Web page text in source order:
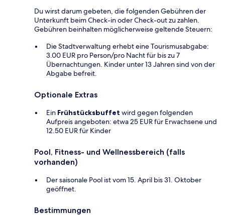
Du wirst darum gebeten, die folgenden Gebühren der
Unterkunft beim Check-in oder Check-out zu zahlen.
Gebühren beinhalten möglicherweise geltende Steuern:
Die Stadtverwaltung erhebt eine Tourismusabgabe:
3.00 EUR pro Person/pro Nacht für bis zu 7
Übernachtungen. Kinder unter 13 Jahren sind von der
Abgabe befreit.
Optionale Extras
Ein Frühstücksbuffet wird gegen folgenden
Aufpreis angeboten: etwa 25 EUR für Erwachsene und
12.50 EUR für Kinder
Pool, Fitness- und Wellnessbereich (falls
vorhanden)
Der saisonale Pool ist vom 15. April bis 31. Oktober
geöffnet.
Bestimmungen